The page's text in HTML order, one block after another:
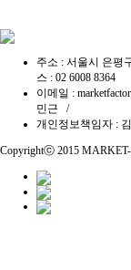
주소 : 서울시 은
스 : 02 6008 8364
이메일 :
민근 /
개인정보책임자 :
Copyrightⓒ 2015